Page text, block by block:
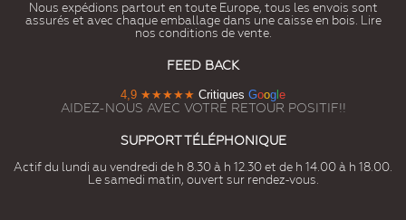
Nous expédions partout en toute Europe, tous les envois sont
assurés et avec chaque emballage dans une caisse en bois. Lire
nos conditions de vente.
FEED BACK
4,9 ★★★★★ Critiques Goog e
AIDEZ-NOUS AVEC VOTRE RETOUR POSITIF!!
SUPPORT TÉLÉPHONIQUE
Actif du lundi au vendredi de h 8.30 à h 12.30 et de h 14.00 à h 18.00.
Le samedi matin, ouvert sur rendez-vous.